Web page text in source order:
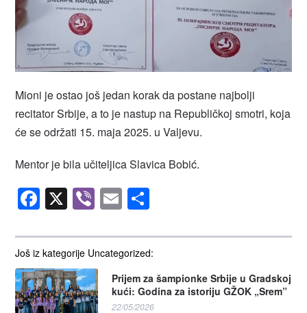
Još iz kategorije Uncategorized:
Prijem za šampionke Srbije u Gradskoj
kući: Godina za istoriju GŽOK „Srem”
22/05/2026
Mioni je ostao još jedan korak da postane najbolji
recitator Srbije, a to je nastup na Republičkoj smotri, koja
će se održati 15. maja 2025. u Valjevu.
Mentor je bila učiteljica Slavica Bobić.
Facebook
X Viber
Email